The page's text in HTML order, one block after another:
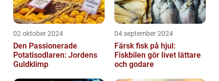
02 oktober 2024
Den Passionerade
Potatisodlaren: Jordens
Guldklimp
04 september 2024
Färsk fisk på hjul:
Fiskbilen gör livet lättare
och godare